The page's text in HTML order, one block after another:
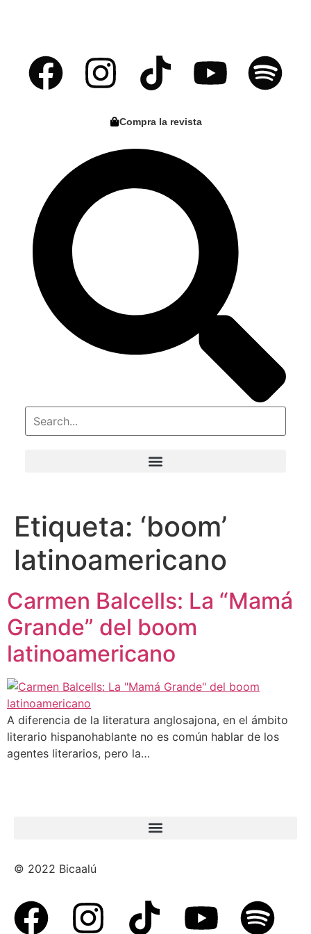
Compra la revista
Etiqueta: ‘boom’
latinoamericano
Carmen Balcells: La “Mamá
Grande” del boom
latinoamericano
A diferencia de la literatura anglosajona, en el ámbito
literario hispanohablante no es común hablar de los
agentes literarios, pero la…
© 2022 Bicaalú